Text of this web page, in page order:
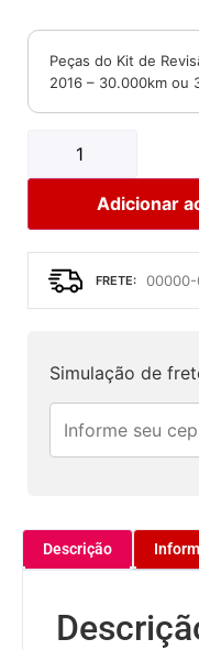
Peças do Kit de
2016 – 30.000km ou
Adicionar
Simulação de
Descrição